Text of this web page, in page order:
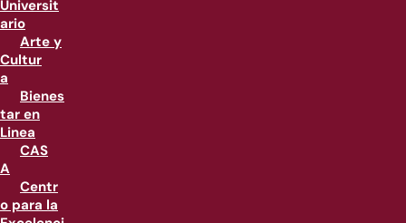
Universit
ario
Arte y
Cultur
a
Bienes
tar en
Linea
CAS
A
Centr
o para la